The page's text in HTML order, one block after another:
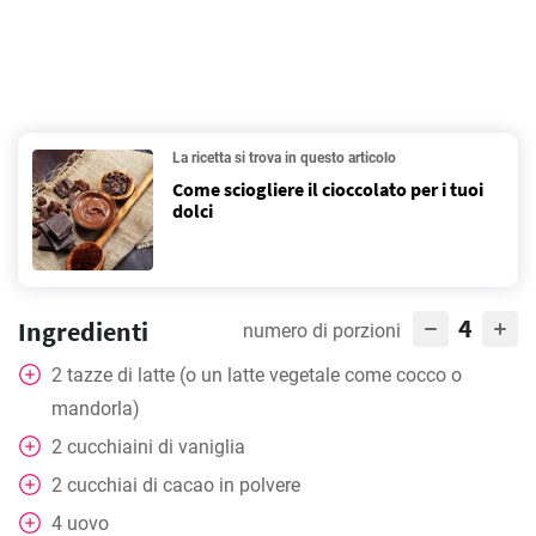
La ricetta si trova in questo articolo
Come sciogliere il cioccolato per i tuoi
dolci
Ingredienti numero di porzioni 4
2 tazze di latte (o un latte vegetale come cocco o
mandorla)
2 cucchiaini di vaniglia
2 cucchiai di cacao in polvere
4 uovo